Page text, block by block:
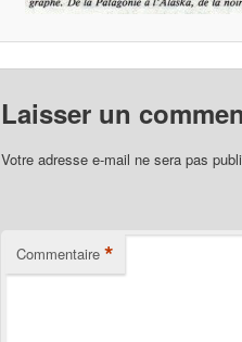
Laisser un
Votre adresse e-mail ne sera pas
Commentaire *